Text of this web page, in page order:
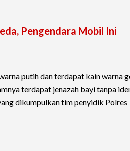
Pengendara Mobil Ini
putih dan terdapat kain warna
terdapat jenazah bayi tanpa
dikumpulkan tim penyidik Polres